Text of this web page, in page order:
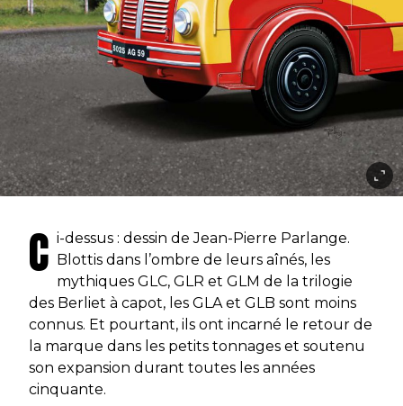
C i-dessus : dessin de Jean-Pierre Parlange.
Blottis dans l’ombre de leurs aînés, les
mythiques GLC, GLR et GLM de la trilogie
des Berliet à capot, les GLA et GLB sont moins
connus. Et pourtant, ils ont incarné le retour de
la marque dans les petits tonnages et soutenu
son expansion durant toutes les années
cinquante.